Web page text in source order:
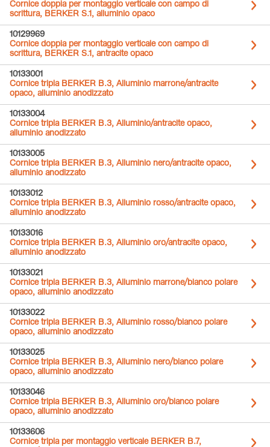
Cornice doppia per montaggio verticale con campo di
scrittura, BERKER S.1, alluminio opaco
10129969
Cornice doppia per montaggio verticale con campo di
scrittura, BERKER S.1, antracite opaco
10133001
Cornice tripla BERKER B.3, Alluminio marrone/antracite
opaco, alluminio anodizzato
10133004
Cornice tripla BERKER B.3, Alluminio/antracite opaco,
alluminio anodizzato
10133005
Cornice tripla BERKER B.3, Alluminio nero/antracite opaco,
alluminio anodizzato
10133012
Cornice tripla BERKER B.3, Alluminio rosso/antracite opaco,
alluminio anodizzato
10133016
Cornice tripla BERKER B.3, Alluminio oro/antracite opaco,
alluminio anodizzato
10133021
Cornice tripla BERKER B.3, Alluminio marrone/bianco polare
opaco, alluminio anodizzato
10133022
Cornice tripla BERKER B.3, Alluminio rosso/bianco polare
opaco, alluminio anodizzato
10133025
Cornice tripla BERKER B.3, Alluminio nero/bianco polare
opaco, alluminio anodizzato
10133046
Cornice tripla BERKER B.3, Alluminio oro/bianco polare
opaco, alluminio anodizzato
10133606
Cornice tripla per montaggio verticale BERKER B.7,